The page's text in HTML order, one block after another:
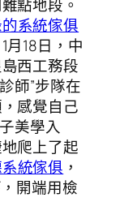
點地段。
系統傢俱
月18日，中
西工務段
師”步隊在
感覺自己
美學入
爬上了起
統傢俱 ，
開端用檢